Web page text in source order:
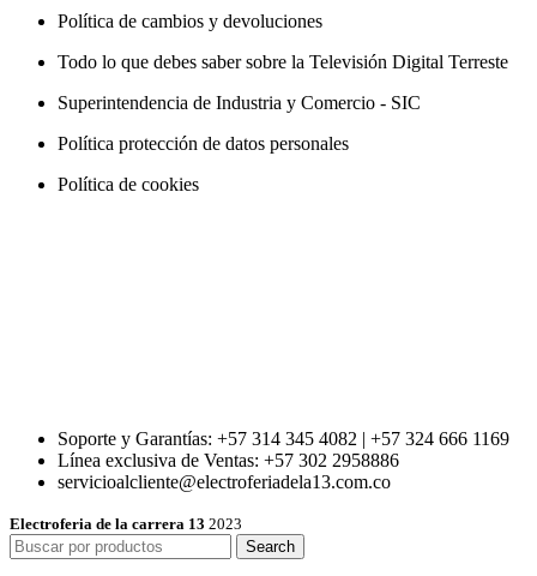
Política de cambios y devoluciones
Todo lo que debes saber sobre la Televisión Digital Terreste
Superintendencia de Industria y Comercio - SIC
Política protección de datos personales
Política de cookies
Soporte y Garantías: +57 314 345 4082 | +57 324 666 1169
Línea exclusiva de Ventas: +57 302 2958886
servicioalcliente@electroferiadela13.com.co
Electroferia de la carrera 13 2023
Search